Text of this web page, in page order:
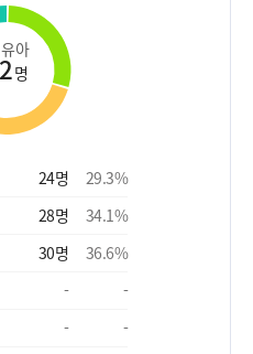
아
명
24명 29.3%
28명 34.1%
30명 36.6%
-
-
-
-